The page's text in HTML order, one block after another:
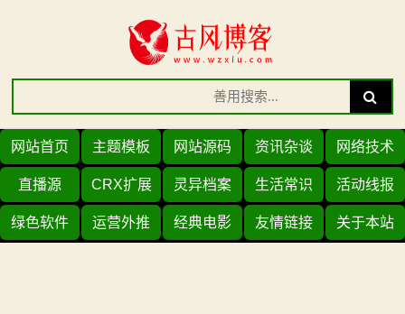
Search
for:
Search
网站首页 主题模板 网站源码 资讯杂谈 网络技术
直播源 CRX扩展 灵异档案 生活常识 活动线报
绿色软件 运营外推 经典电影 友情链接 关于本站